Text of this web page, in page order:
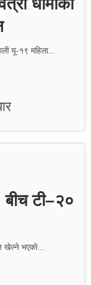
धामीको
यू-१९ महिला...
बीच टी–२०
खेल्ने भएकाे...